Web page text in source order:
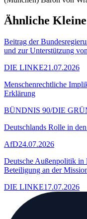
Ähnliche
Beitrag der
und zur Unterstützung
DIE LINKE21.07.2026
Menschenrechtliche
Erklärung
BÜNDNIS 90/DIE
Deutschlands Rolle in
AfD24.07.2026
Deutsche Außenpolitik in
Beteiligung an der
DIE LINKE17.07.2026